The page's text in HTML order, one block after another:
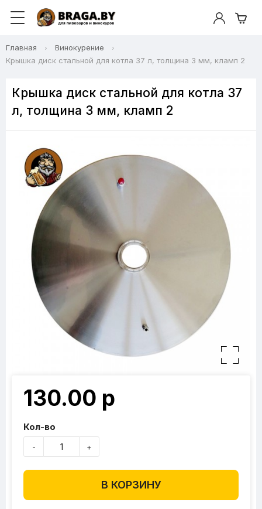
Главная
Винокурение
Крышка диск стальной для котла 37 л, толщина 3 мм, кламп 2
Крышка диск стальной для котла 37
л, толщина 3 мм, кламп 2
130.00 р
Кол-во
- +
В КОРЗИНУ